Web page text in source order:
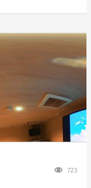
723